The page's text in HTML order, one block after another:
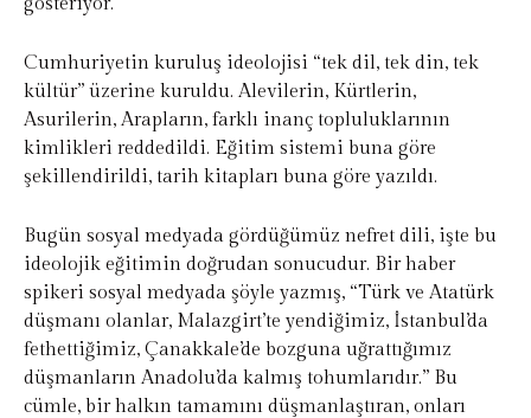
gösteriyor.
Cumhuriyetin kuruluş ideolojisi “tek dil, tek din, tek
kültür” üzerine kuruldu. Alevilerin, Kürtlerin,
Asurilerin, Arapların, farklı inanç topluluklarının
kimlikleri reddedildi. Eğitim sistemi buna göre
şekillendirildi, tarih kitapları buna göre yazıldı.
Bugün sosyal medyada gördüğümüz nefret dili, işte bu
ideolojik eğitimin doğrudan sonucudur. Bir haber
spikeri sosyal medyada şöyle yazmış, “Türk ve Atatürk
düşmanı olanlar, Malazgirt’te yendiğimiz, İstanbul’da
fethettiğimiz, Çanakkale’de bozguna uğrattığımız
düşmanların Anadolu’da kalmış tohumlarıdır.” Bu
cümle, bir halkın tamamını düşmanlaştıran, onları